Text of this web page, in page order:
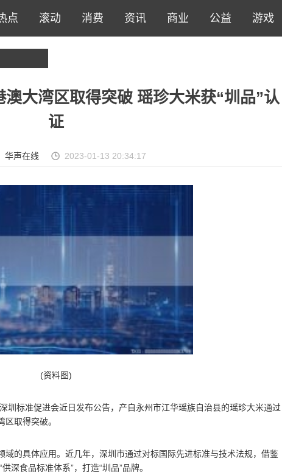
点 滚动 消费 资讯 商业 公益 游戏
大湾区取得突破 瑶珍大米获“圳品”认
证
华声在线 2023-01-13 20:34:17
(资料图)
圳标准促进会近日发布公告，产自永州市江华瑶族自治县的瑶珍大米通过
取得突破。
域的具体应用。近几年，深圳市通过对标国际先进标准与技术法规，借鉴
深食品标准体系”，打造“圳品”品牌。